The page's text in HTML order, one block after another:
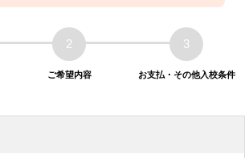
2
ご希望内容
3
お支払・その他入校条件